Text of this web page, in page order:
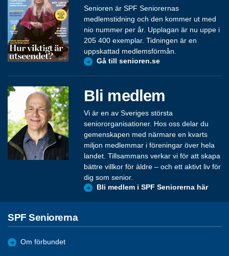
Senioren är SPF Seniorernas
medlemstidning och den kommer ut med
nio nummer per år. Upplagan är nu uppe i
205 400 exemplar. Tidningen är en
uppskattad medlemsförmån.
Gå till senioren.se
Bli medlem
Vi är en av Sveriges största
seniororganisationer. Hos oss delar du
gemenskapen med närmare en kvarts
miljon medlemmar i föreningar över hela
landet. Tillsammans verkar vi för att skapa
bättre villkor för äldre – och ett aktivt liv för
dig som senior.
Bli medlem i SPF Seniorerna här
SPF Seniorerna
Om förbundet